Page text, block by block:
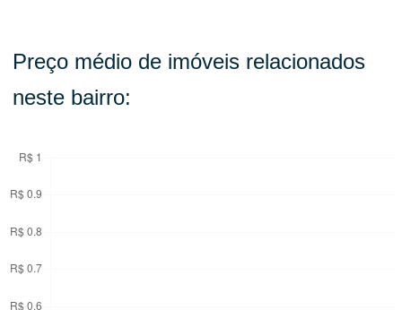
Preço médio de imóveis relacionados
neste bairro: